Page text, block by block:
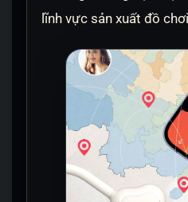
lĩnh vực sản xuất đồ